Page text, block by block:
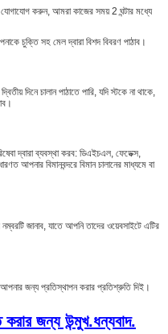
যোগাযোগ করুন, আমরা কাজের সময় 2 ঘন্টার মধ্যে
চুক্তি সহ মেল দ্বারা বিশদ বিবরণ পাঠাব।
দিনে চালান পাঠাতে পারি, যদি স্টকে না থাকে,
দ্বারা ব্যবস্থা করব: ডিএইচএল, ফেডেক্স,
আপনার বিমানবন্দরে বিমান চালানের মাধ্যমে বা
জানাব, যাতে আপনি তাদের ওয়েবসাইটে এটির
জন্য প্রতিস্থাপন করার প্রতিশ্রুতি দিই।
জন্য উন্মুখ.ধন্যবাদ.